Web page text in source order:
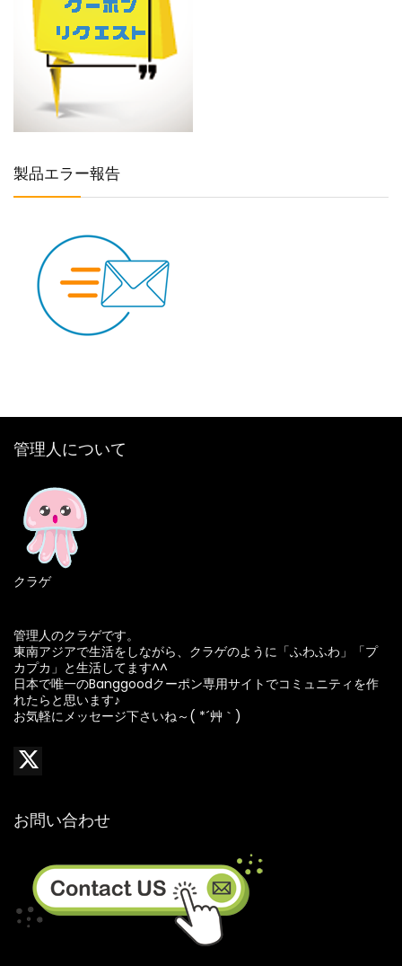
製品エラー報告
管理人について
クラゲ
管理人のクラゲです。
東南アジアで生活をしながら、クラゲのように「ふわふわ」「プ
カプカ」と生活してます^^
日本で唯一のBanggoodクーポン専用サイトでコミュニティを作
れたらと思います♪
お気軽にメッセージ下さいね～( *´艸｀)
お問い合わせ